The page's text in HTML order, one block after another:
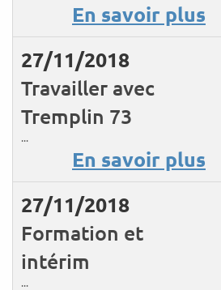
En savoir plus
27/11/2018
Travailler avec
Tremplin 73
...
En savoir plus
27/11/2018
Formation et
intérim
...